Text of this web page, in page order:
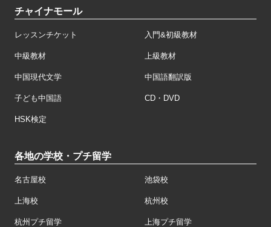
チャイナモール
レッスンチケット 入門&初級教材
中級教材 上級教材
中国現代文学 中国語翻訳版
子ども中国語 CD・DVD
HSK検定
各地の学校・プチ留学
名古屋校 池袋校
上海校 杭州校
杭州プチ留学 上海プチ留学